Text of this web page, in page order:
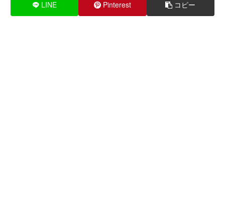
LINE Pinterest コピー